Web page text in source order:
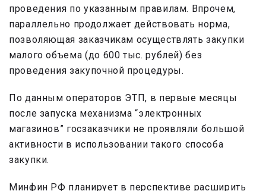
проведения по указанным правилам. Впрочем,
параллельно продолжает действовать норма,
позволяющая заказчикам осуществлять закупки
малого объема (до 600 тыс. рублей) без
проведения закупочной процедуры.
По данным операторов ЭТП, в первые месяцы
после запуска механизма “электронных
магазинов” госзаказчики не проявляли большой
активности в использовании такого способа
закупки.
Минфин РФ планирует в перспективе расширить